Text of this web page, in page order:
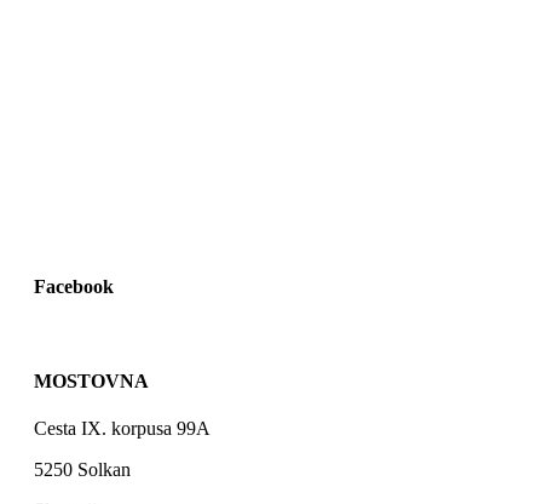
Facebook
MOSTOVNA
Cesta IX. korpusa 99A
5250 Solkan